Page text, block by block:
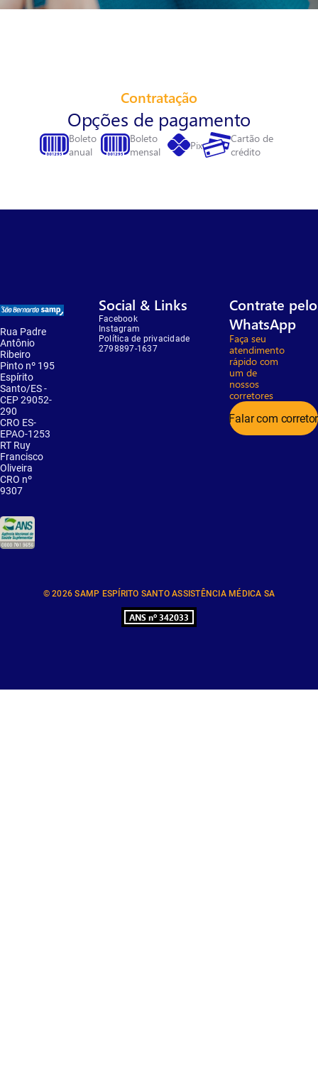
Contratação
Opções de pagamento
Boleto
anual
Boleto
mensal
Pix
Cartão de
crédito
Rua Padre
Antônio
Ribeiro
Pinto nº 195
Espírito
Santo/ES -
CEP 29052-
290
CRO ES-
EPAO-1253
RT Ruy
Francisco
Oliveira
CRO nº
9307
Social & Links
Facebook
Instagram
Política de privacidade
2798897-1637
Contrate pelo
WhatsApp
Faça seu
atendimento
rápido com
um de
nossos
corretores
Falar com corretor
© 2026 SAMP ESPÍRITO SANTO ASSISTÊNCIA MÉDICA SA
ANS nº 342033